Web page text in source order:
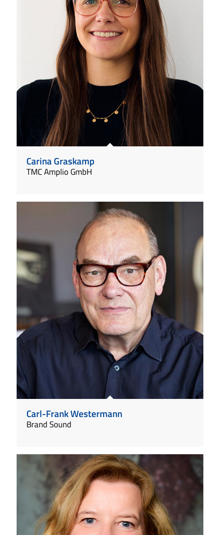
Carina Graskamp
TMC Amplio GmbH
Carl-Frank Westermann
Brand Sound